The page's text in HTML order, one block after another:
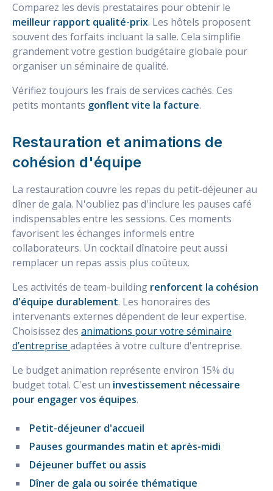
Comparez les devis prestataires pour obtenir le
meilleur rapport qualité-prix. Les hôtels proposent
souvent des forfaits incluant la salle. Cela simplifie
grandement votre gestion budgétaire globale pour
organiser un séminaire de qualité.
Vérifiez toujours les frais de services cachés. Ces
petits montants gonflent vite la facture.
Restauration et animations de
cohésion d'équipe
La restauration couvre les repas du petit-déjeuner au
dîner de gala. N'oubliez pas d'inclure les pauses café
indispensables entre les sessions. Ces moments
favorisent les échanges informels entre
collaborateurs. Un cocktail dînatoire peut aussi
remplacer un repas assis plus coûteux.
Les activités de team-building renforcent la cohésion
d'équipe durablement. Les honoraires des
intervenants externes dépendent de leur expertise.
Choisissez des animations pour votre séminaire
d’entreprise adaptées à votre culture d'entreprise.
Le budget animation représente environ 15% du
budget total. C'est un investissement nécessaire
pour engager vos équipes.
Petit-déjeuner d'accueil
Pauses gourmandes matin et après-midi
Déjeuner buffet ou assis
Dîner de gala ou soirée thématique